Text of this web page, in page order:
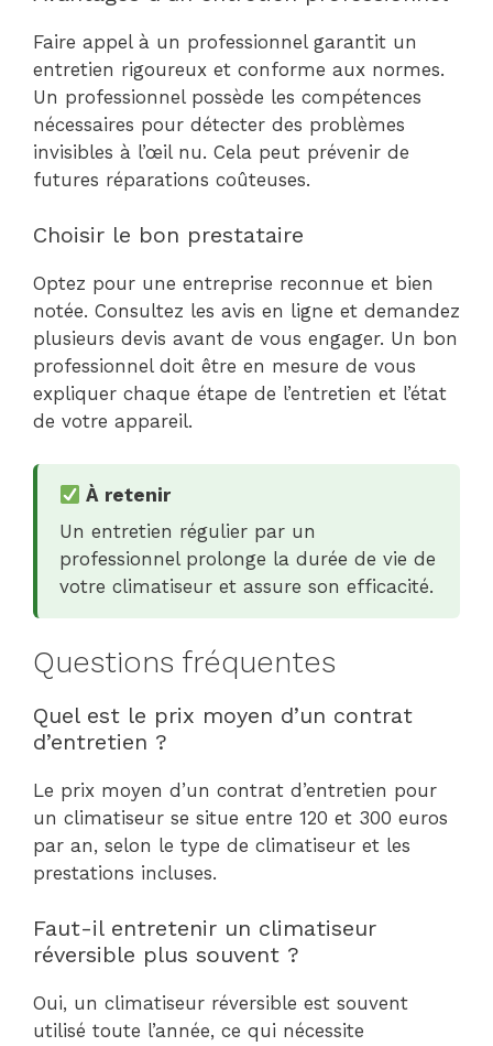
Faire appel à un professionnel garantit un
entretien rigoureux et conforme aux normes.
Un professionnel possède les compétences
nécessaires pour détecter des problèmes
invisibles à l’œil nu. Cela peut prévenir de
futures réparations coûteuses.
Choisir le bon prestataire
Optez pour une entreprise reconnue et bien
notée. Consultez les avis en ligne et demandez
plusieurs devis avant de vous engager. Un bon
professionnel doit être en mesure de vous
expliquer chaque étape de l’entretien et l’état
de votre appareil.
À retenir
Un entretien régulier par un
professionnel prolonge la durée de vie de
votre climatiseur et assure son efficacité.
Questions fréquentes
Quel est le prix moyen d’un contrat
d’entretien ?
Le prix moyen d’un contrat d’entretien pour
un climatiseur se situe entre 120 et 300 euros
par an, selon le type de climatiseur et les
prestations incluses.
Faut-il entretenir un climatiseur
réversible plus souvent ?
Oui, un climatiseur réversible est souvent
utilisé toute l’année, ce qui nécessite